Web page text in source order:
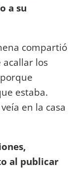
a su
compartió
acallar los
estaba.
en la casa
al publicar